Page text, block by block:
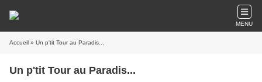
MENU
Accueil » Un p'tit Tour au Paradis...
Un p'tit Tour au Paradis...